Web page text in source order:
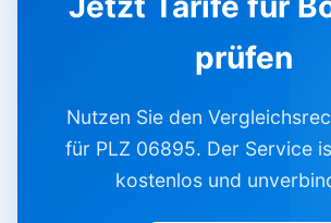
prüfen
Nutzen Sie den
für PLZ 06895. Der Service
kostenlos und